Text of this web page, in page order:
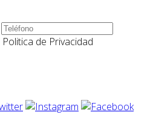
Politica de Privacidad